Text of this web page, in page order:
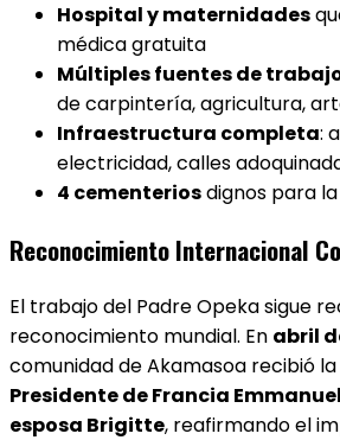
Hospital y maternidades
médica gratuita
Múltiples fuentes de
de carpintería, agricultura,
Infraestructura completa:
electricidad, calles
4 cementeriosdignos para
Reconocimiento Internacional
El trabajo del Padre Opeka sigue
reconocimiento mundial. En abril
comunidad de Akamasoa recibió
Presidente de Francia
esposa Brigitte, reafirmando el